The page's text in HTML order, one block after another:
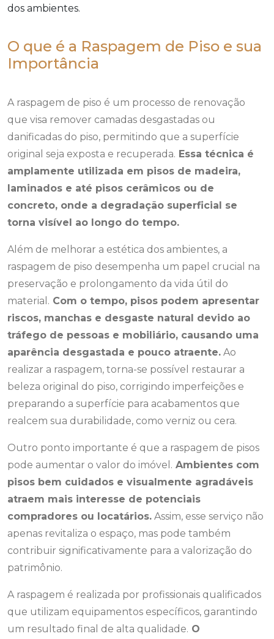
dos ambientes.
O que é a Raspagem de Piso e sua
Importância
A raspagem de piso é um processo de renovação
que visa remover camadas desgastadas ou
danificadas do piso, permitindo que a superfície
original seja exposta e recuperada. Essa técnica é
amplamente utilizada em pisos de madeira,
laminados e até pisos cerâmicos ou de
concreto, onde a degradação superficial se
torna visível ao longo do tempo.
Além de melhorar a estética dos ambientes, a
raspagem de piso desempenha um papel crucial na
preservação e prolongamento da vida útil do
material. Com o tempo, pisos podem apresentar
riscos, manchas e desgaste natural devido ao
tráfego de pessoas e mobiliário, causando uma
aparência desgastada e pouco atraente. Ao
realizar a raspagem, torna-se possível restaurar a
beleza original do piso, corrigindo imperfeições e
preparando a superfície para acabamentos que
realcem sua durabilidade, como verniz ou cera.
Outro ponto importante é que a raspagem de pisos
pode aumentar o valor do imóvel. Ambientes com
pisos bem cuidados e visualmente agradáveis
atraem mais interesse de potenciais
compradores ou locatários. Assim, esse serviço não
apenas revitaliza o espaço, mas pode também
contribuir significativamente para a valorização do
patrimônio.
A raspagem é realizada por profissionais qualificados
que utilizam equipamentos específicos, garantindo
um resultado final de alta qualidade. O